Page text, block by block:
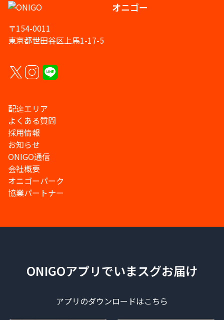
オニゴー
〒154-0011
東京都世田谷区上馬1-17-5
配達エリア
よくある質問
採用情報
お知らせ
ONIGO通信
会社概要
オニゴーパーク
協業パートナー
ONIGOアプリでいまスグお届け
アプリのダウンロードはこちら